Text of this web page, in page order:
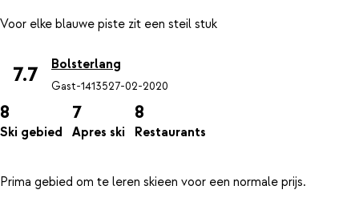
7.7 Bolsterlang
Gast-1413527-02-2020
8
Ski gebied
7
Apres ski
8
Restaurants